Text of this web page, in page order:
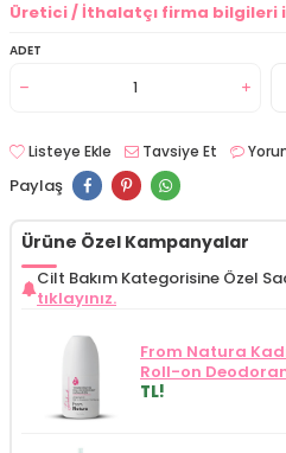
Üretici / İthalatçı firma bilgileri
ADET
Listeye Ekle Tavsiye Et
Paylaş
Ürüne Özel Kampanyalar
Cilt Bakım Kategorisine Özel
tıklayınız.
From Natura
Roll-on
TL!